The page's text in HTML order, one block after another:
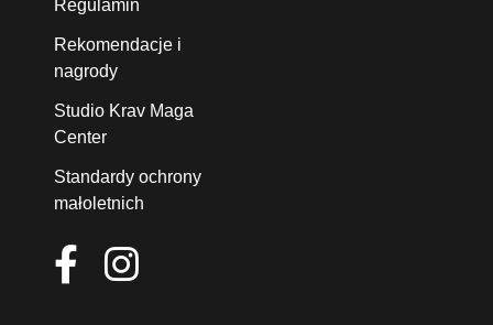
Regulamin
Rekomendacje i
nagrody
Studio Krav Maga
Center
Standardy ochrony
małoletnich